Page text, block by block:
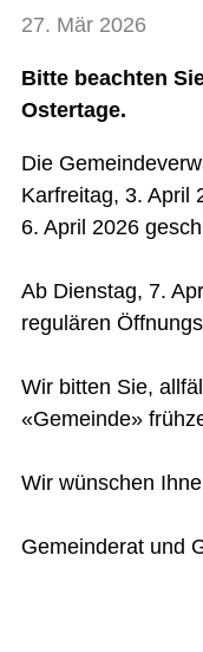
27. Mär 2026
Bitte beachten
Ostertage.
Die
Karfreitag, 3. April
6. April 2026
Ab Dienstag, 7.
regulären
Wir bitten Sie,
«Gemeinde»
Wir wünschen
Gemeinderat und